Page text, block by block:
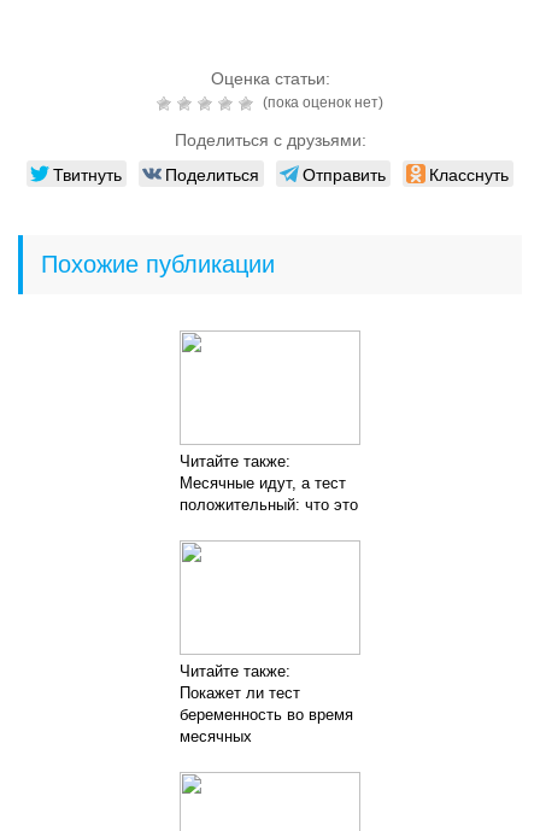
Оценка статьи:
(пока оценок нет)
Поделиться с друзьями:
Твитнуть Поделиться Отправить Класснуть
Похожие публикации
Читайте также:
Месячные идут, а тест
положительный: что это
Читайте также:
Покажет ли тест
беременность во время
месячных